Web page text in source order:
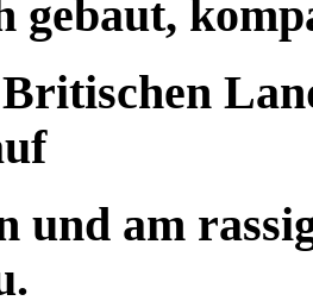
gebaut,
und am